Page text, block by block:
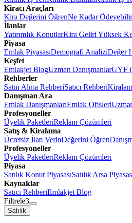
Kiracı Araçları
Kira Değerini ÖğrenNe Kadar
İlanlar
Yatırımlık KonutlarKira Geliri Yüksek
Piyasa
Emlak PiyasasıDemografi AnaliziDeğer
Keşfet
Emlakjet BlogUzman DanışmanlarGYF
Rehberler
Satın Alma RehberiSatıcı Rehberi
Danışman Ara
Emlak DanışmanlarıEmlak Ofisleri
Profesyoneller
Üyelik PaketleriReklam Çözümleri
Satış & Kiralama
Ücretsiz İlan VerinDeğerini Öğren
Profesyoneller
Üyelik PaketleriReklam Çözümleri
Piyasa
Satılık Konut PiyasasıSatılık Arsa
Kaynaklar
Satıcı RehberiEmlakjet Blog
Filtrele3
Satılık